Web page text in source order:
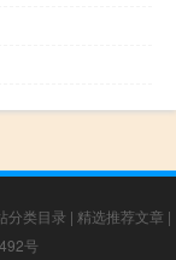
分类目录 | 精选推荐文章 |
号